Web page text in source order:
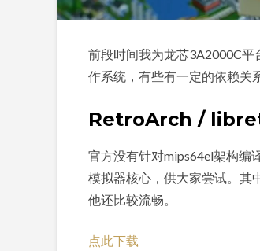
前段时间我为龙芯3A2000C
作系统，有些有一定的依赖关
RetroArch /
官方没有针对mips64el架构编
模拟器核心，供大家尝试。其
他还比较流畅。
点此下载